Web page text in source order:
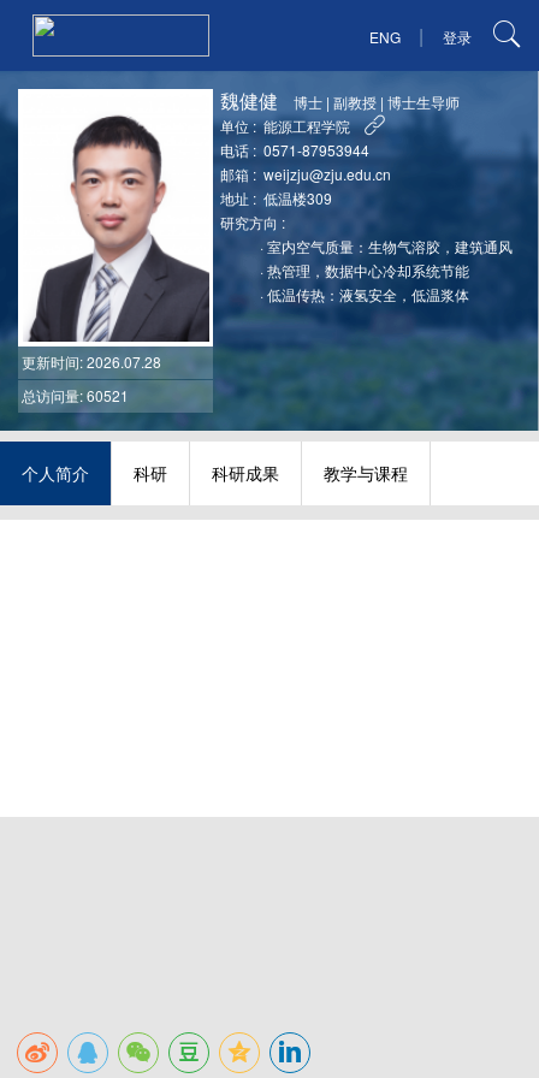
ENG | 登录
更新时间: 2026.07.28
总访问量: 60521
魏健健 博士 |副教授 |博士生导师
单位 : 能源工程学院
电话 : 0571-87953944
邮箱 : weijzju@zju.edu.cn
地址 : 低温楼309
研究方向 :
·室内空气质量：生物气溶胶，建筑通风
·热管理，数据中心冷却系统节能
·低温传热：液氢安全，低温浆体
个人简介 科研 科研成果 教学与课程